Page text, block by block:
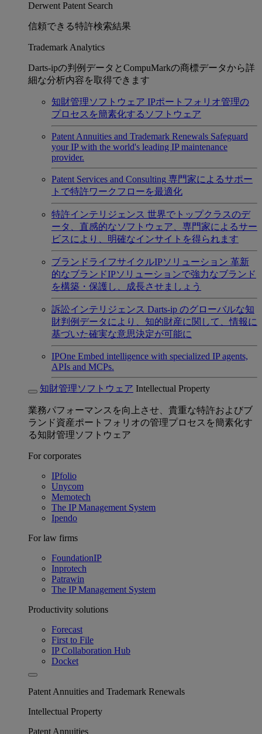
Derwent Patent Search
信頼できる特許検索結果
Trademark Analytics
Darts-ipの判例データとCompuMarkの商標データから詳
細な分析内容を取得できます
知財管理ソフトウェア IPポートフォリオ管理の
プロセスを簡素化するソフトウェア
Patent Annuities and Trademark Renewals Safeguard
your IP with the world's leading IP maintenance
provider.
Patent Services and Consulting 専門家によるサポー
トで特許ワークフローを最適化
特許インテリジェンス 世界でトップクラスのデ
ータ、直感的なソフトウェア、専門家によるサー
ビスにより、明確なインサイトを得られます
ブランドライフサイクルIPソリューション 革新
的なブランドIPソリューションで強力なブランド
を構築・保護し、成長させましょう
訴訟インテリジェンス Darts-ip のグローバルな知
財判例データにより、知的財産に関して、情報に
基づいた確実な意思決定が可能に
IPOne Embed intelligence with specialized IP agents,
APIs and MCPs.
知財管理ソフトウェア Intellectual Property
業務パフォーマンスを向上させ、貴重な特許およびブ
ランド資産ポートフォリオの管理プロセスを簡素化す
る知財管理ソフトウェア
For corporates
IPfolio
Unycom
Memotech
The IP Management System
Ipendo
For law firms
FoundationIP
Inprotech
Patrawin
The IP Management System
Productivity solutions
Forecast
First to File
IP Collaboration Hub
Docket
Patent Annuities and Trademark Renewals
Intellectual Property
Patent Annuities